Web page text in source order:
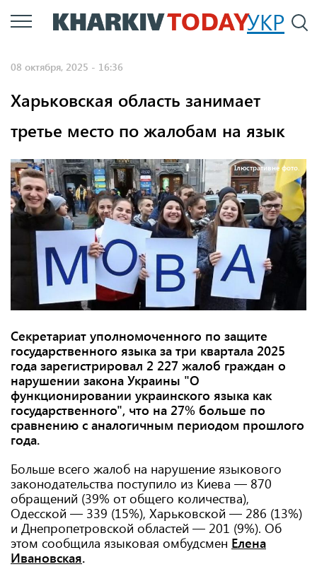
Перейти
к
УКР
08 октября, 2025 - 16:36
Харьковская область занимает
третье место по жалобам на язык
Ілюстративне фото.
Секретариат уполномоченного по защите
государственного языка за три квартала 2025
года зарегистрировал 2 227 жалоб граждан о
нарушении закона Украины "О
функционировании украинского языка как
государственного", что на 27% больше по
сравнению с аналогичным периодом прошлого
года.
Больше всего жалоб на нарушение языкового
законодательства поступило из Киева — 870
обращений (39% от общего количества),
Одесской — 339 (15%), Харьковской — 286 (13%)
и Днепропетровской областей — 201 (9%). Об
этом сообщила языковая омбудсмен Елена
Ивановская.